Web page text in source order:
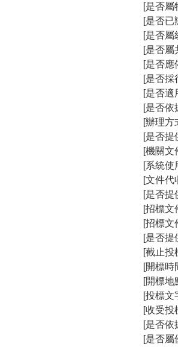
[是否屬
[是否
[是否屬
[是否屬
[是否應
[是否採
[是否適
[是否依
[辦理方
[是否提
[機關文
[系統使
[文件代
[是否提
[招標文
[招標文
[是否提
[截止投
[開標時
[開標地
[投標文
[收受投
[是否依
[是否屬